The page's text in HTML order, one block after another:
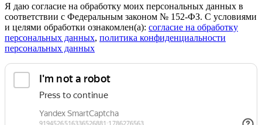
Я даю согласие на обработку моих персональных данных в
соответствии с Федеральным законом № 152-ФЗ. С условиями
и целями обработки ознакомлен(а): cогласие на обработку
персональных данных, политика конфиденциальности
персональных данных